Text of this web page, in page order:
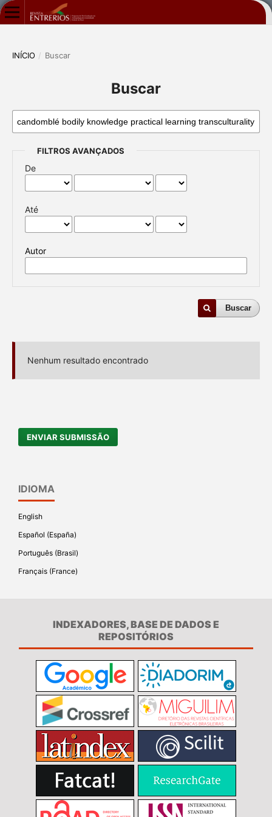
INÍCIO / Buscar
Buscar
FILTROS AVANÇADOS
De
Até
Autor
Buscar
Nenhum resultado encontrado
ENVIAR SUBMISSÃO
IDIOMA
English
Español (España)
Português (Brasil)
Français (France)
INDEXADORES, BASE DE DADOS E
REPOSITÓRIOS